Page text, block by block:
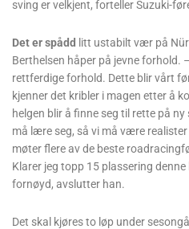
sving er velkjent, forteller Suzuki-
Det er spådd
litt ustabilt vær på
Berthelsen håper på jevne forhold.
rettferdige forhold. Dette blir vårt
kjenner det kribler i magen etter å
helgen blir å finne seg til rette på
må lære seg, så vi må være
møter flere av de beste
Klarer jeg topp 15 plassering denne
fornøyd, avslutter han.
Det skal kjøres to løp under